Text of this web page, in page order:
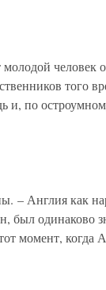
человек
того
и, по
– Англия как
одинаково
момент, когда